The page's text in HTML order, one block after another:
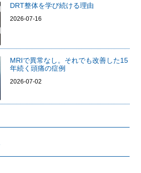
DRT整体を学び続ける理由
2026-07-16
MRIで異常なし。それでも改善した15
年続く頭痛の症例
2026-07-02